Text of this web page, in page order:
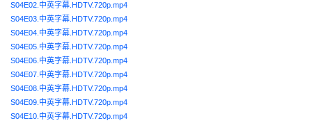
S04E02.中英字幕.HDTV.720p.mp4
S04E03.中英字幕.HDTV.720p.mp4
S04E04.中英字幕.HDTV.720p.mp4
S04E05.中英字幕.HDTV.720p.mp4
S04E06.中英字幕.HDTV.720p.mp4
S04E07.中英字幕.HDTV.720p.mp4
S04E08.中英字幕.HDTV.720p.mp4
S04E09.中英字幕.HDTV.720p.mp4
S04E10.中英字幕.HDTV.720p.mp4